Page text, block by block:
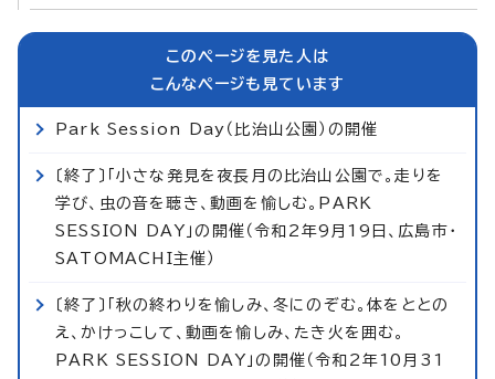
このページを見た人は
こんなページも見ています
Park Session Day（比治山公園）の開催
〔終了〕「小さな発見を夜長月の比治山公園で。走りを
学び、虫の音を聴き、動画を愉しむ。PARK
SESSION DAY」の開催（令和2年9月19日、広島市・
SATOMACHI主催）
〔終了〕「秋の終わりを愉しみ、冬にのぞむ。体をととの
え、かけっこして、動画を愉しみ、たき火を囲む。
PARK SESSION DAY」の開催（令和2年10月31